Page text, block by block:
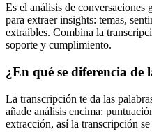
Es el análisis de conversaciones
para extraer insights: temas,
extraíbles. Combina la
soporte y cumplimiento.
¿En qué se diferencia de
La transcripción te da las
añade análisis encima:
extracción, así la transcripción